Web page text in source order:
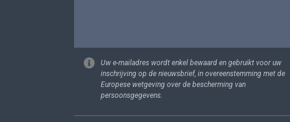
Uw e-mailadres wordt enkel bewaard en gebruikt voor uw
inschrijving op de nieuwsbrief, in overeenstemming met de
Europese wetgeving over de bescherming van
persoonsgegevens.